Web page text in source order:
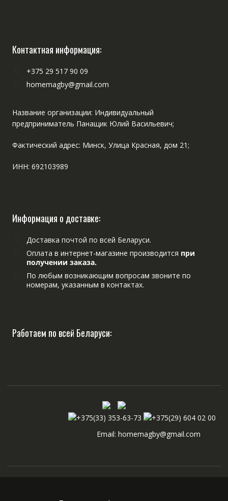
Контактная информация:
+375 29 517 90 09
homemagby@gmail.com
Название организации: Индивидуальный
предприниматель Панащик Юлий Васильевич;
Фактический адрес: Минск, Улица Красная, дом 21;
ИНН: 692103989
Информация о доставке:
Доставка почтой по всей Беларуси.
Оплата в интернет-магазине производится при
получении заказа.
По любым возникающим вопросам звоните по
номерам, указанным в контактах.
Работаем по всей Беларуси:
+375(33) 353-63-73
+375(29) 604 02 00
Email: homemagby@gmail.com